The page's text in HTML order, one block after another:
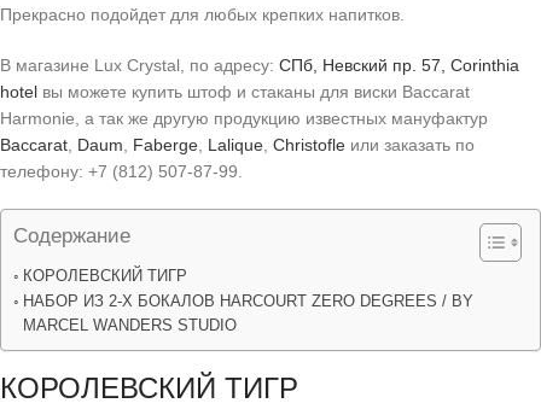
Прекрасно подойдет для любых крепких напитков.
В магазине Lux Crystal, по адресу: СПб, Невский пр. 57, Corinthia
hotel вы можете купить штоф и стаканы для виски Baccarat
Harmonie, а так же другую продукцию известных мануфактур
Baccarat Daum Faberge Lalique Christofle или заказать по
телефону: +7 (812) 507-87-99.
Содержание
КОРОЛЕВСКИЙ ТИГР
НАБОР ИЗ 2-Х БОКАЛОВ HARCOURT ZERO DEGREES / BY
MARCEL WANDERS STUDIO
КОРОЛЕВСКИЙ ТИГР